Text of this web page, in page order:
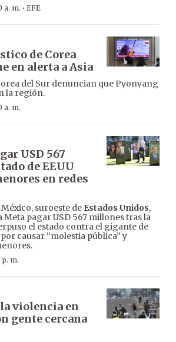
a. m. · EFE
de Corea
en alerta a Asia
del Sur denuncian que Pyonyang
la región.
a. m.
USD 567
de EEUU
en redes
suroeste de Estados Unidos,
Meta pagar USD 567 millones tras la
el estado contra el gigante de
causar “molestia pública” y
p. m.
violencia en
gente cercana